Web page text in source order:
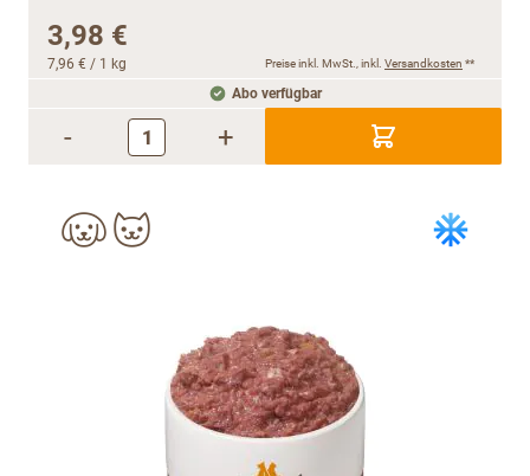
3,98 €
7,96 € / 1 kg Preise inkl. MwSt., inkl. Versandkosten **
Abo verfügbar
- +